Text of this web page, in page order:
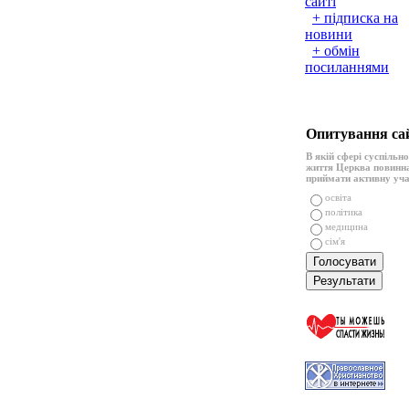
+ підписка на
новини
+ обмін
посиланнями
Опитування
В якій сфері
життя Церква
приймати активну
освіта
політика
медицина
сім'я